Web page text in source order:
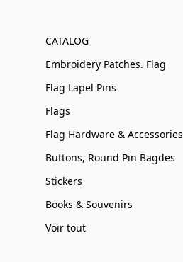
CATALOG
Embroidery Patches. Flag
Flag Lapel Pins
Flags
Flag Hardware & Accessories
Buttons, Round Pin Bagdes
Stickers
Books & Souvenirs
Voir tout